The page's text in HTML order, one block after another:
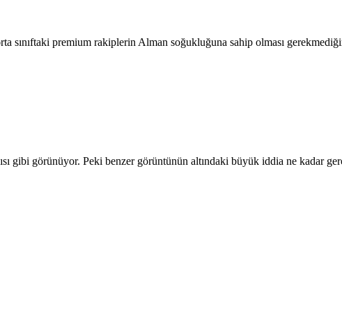
sınıftaki premium rakiplerin Alman soğukluğuna sahip olması
gibi görünüyor. Peki benzer görüntünün altındaki büyük iddia ne kadar